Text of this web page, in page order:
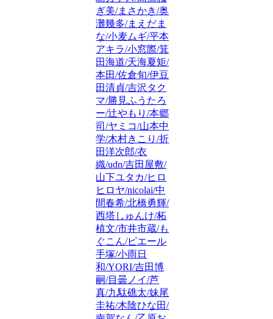
ぎ美/まさかき/奥
灘幾多/まえだま
な/小麦ムギ/平本
アキラ/小窓際/箕
田海道/天海夏矩/
本田/佐倉旬/伊豆
田清貞/吉沢タク
マ/勝見ふうたろ
ー/辻やもり/本郷
司/ヤミコ/山本中
学/木村きこり/折
田洋次郎/衣
織/udn/吉田屋敷/
山下ユタカ/ヒロ
ヒロヤ/nicolai/中
間春希/北橋勇輝/
西塔しゅんけ/柘
植文/市井市蔵/も
ぐこん/ピエール
手塚/小雨日
和/YORI/吉田博
嗣/目曇ノイ/芦
真/九駄礁太/妹尾
圭祐/木陰ひな田/